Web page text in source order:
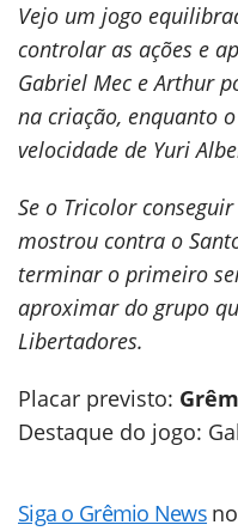
Vejo um jogo
controlar as ações e
Gabriel Mec e Arthur
na criação, enquanto
velocidade de Yuri
Se o Tricolor
mostrou contra o
terminar o primeiro
aproximar do grupo
Libertadores.
Placar previsto:
Destaque do jogo:
Siga o Grêmio News no